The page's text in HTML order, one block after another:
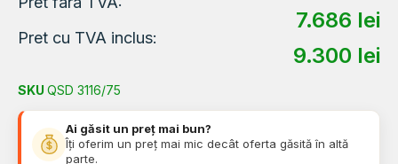
7.686 lei
Pret cu TVA inclus:
9.300 lei
SKU QSD 3116/75
Ai găsit un preț mai bun?
Îți oferim un preț mai mic decât oferta găsită în altă
parte.